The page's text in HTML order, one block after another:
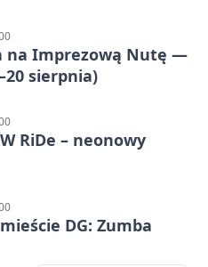
na Imprezową Nutę —
sierpnia)
RiDe – neonowy
DG: Zumba